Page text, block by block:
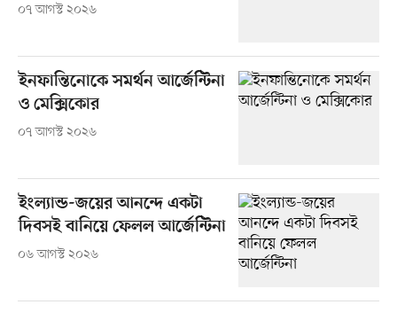
০৭ আগস্ট ২০২৬
ইনফান্তিনোকে সমর্থন আর্জেন্টিনা
ও মেক্সিকোর
০৭ আগস্ট ২০২৬
ইংল্যান্ড-জয়ের আনন্দে একটা
দিবসই বানিয়ে ফেলল আর্জেন্টিনা
০৬ আগস্ট ২০২৬